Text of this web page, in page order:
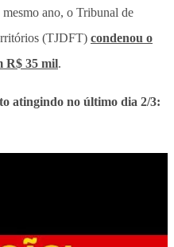
ano, o Tribunal de
(TJDFT) condenou o
R$ 35 mil.
atingindo no último dia 2/3: